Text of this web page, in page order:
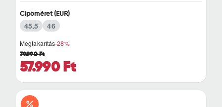
Megtakarítás-28%
57.990 Ft
79.990 Ft
Cipőméret (EUR)
45,5 46